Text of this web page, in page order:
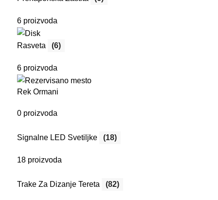
6 proizvoda
Rasveta (6)
6 proizvoda
Rek Ormani
0 proizvoda
Signalne LED Svetiljke (18)
18 proizvoda
Trake Za Dizanje Tereta (82)